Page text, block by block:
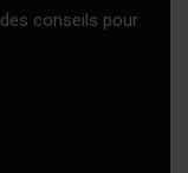
conseils pour